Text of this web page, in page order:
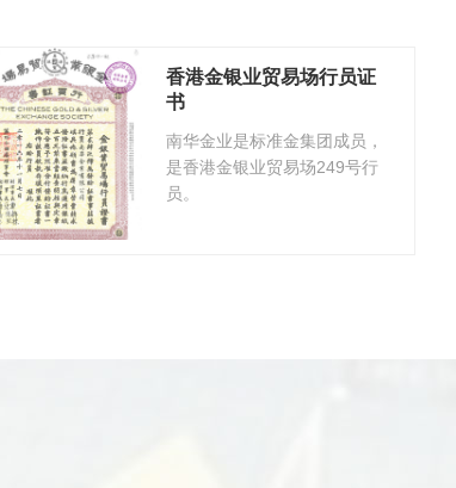
香港金银业贸易场行员证
书
南华金业是标准金集团成员，
是香港金银业贸易场249号行
员。